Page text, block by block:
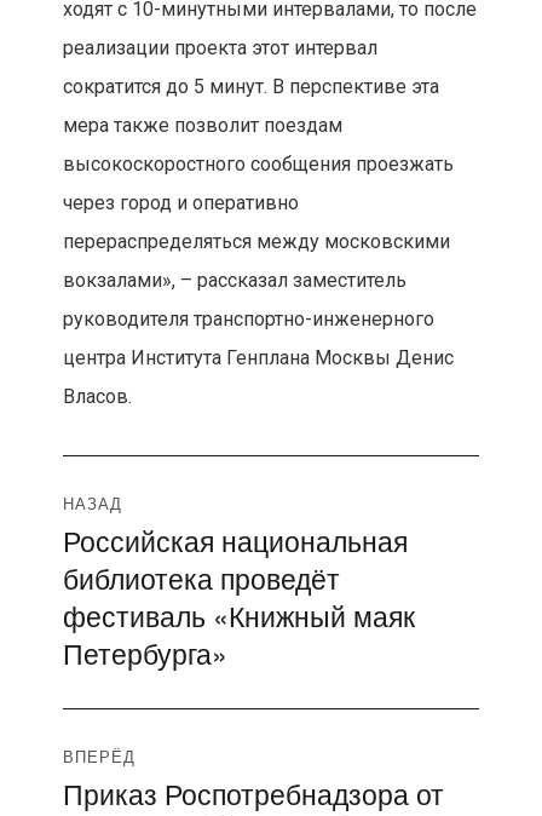
ходят с 10-минутными интервалами, то после
реализации проекта этот интервал
сократится до 5 минут. В перспективе эта
мера также позволит поездам
высокоскоростного сообщения проезжать
через город и оперативно
перераспределяться между московскими
вокзалами», – рассказал заместитель
руководителя транспортно-инженерного
центра Института Генплана Москвы Денис
Власов.
Навигация
по
записям
НАЗАД
Предыдущая
запись:
Российская национальная
библиотека проведёт
фестиваль «Книжный маяк
Петербурга»
ВПЕРЁД
Следующая
Приказ Роспотребнадзора от